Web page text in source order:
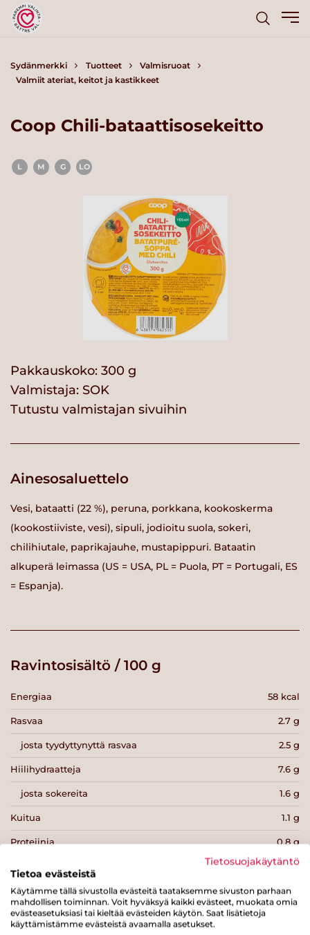
Sydänmerkki Tuotteet
Valmisruoat
Valmiit ateriat, keitot ja kastikkeet
Coop Chili-bataattisosekeitto
L M G LO
Pakkauskoko: 300 g
Valmistaja: SOK
Tutustu valmistajan sivuihin
Ainesosaluettelo
Vesi, bataatti (22 %), peruna, porkkana, kookoskerma
(kookostiiviste, vesi), sipuli, jodioitu suola, sokeri,
chilihiutale, paprikajauhe, mustapippuri. Bataatin
alkuperä leimassa (US = USA, PL = Puola, PT = Portugali, ES
= Espanja).
Ravintosisältö / 100 g
Energiaa 58 kcal
Rasvaa 2.7 g
josta tyydyttynyttä rasvaa 2.5 g
Hiilihydraatteja 7.6 g
josta sokereita 1.6 g
Kuitua 1.1 g
Proteiinia 0.8 g
0.6 g
Tietosuojakäytäntö
Tietoa evästeistä
Käytämme tällä sivustolla evästeitä taataksemme sivuston parhaan
mahdollisen toiminnan. Voit hyväksyä kaikki evästeet, muokata omia
evästeasetuksiasi tai kieltää evästeiden käytön. Saat lisätietoja
käyttämistämme evästeistä avaamalla asetukset.